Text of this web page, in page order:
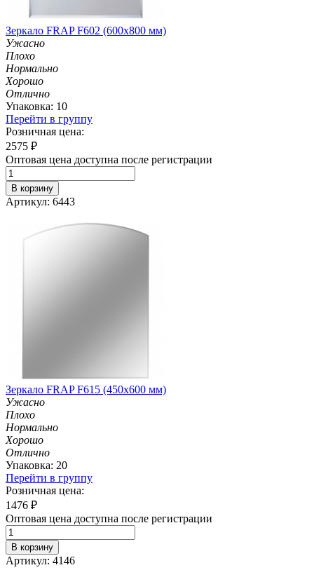
Зеркало FRAP F602 (600х800 мм)
Ужасно
Плохо
Нормально
Хорошо
Отлично
Упаковка: 10
Перейти в группу
Розничная цена:
2575 ₽
Оптовая цена доступна после регистрации
В корзину
Артикул: 6443
Зеркало FRAP F615 (450х600 мм)
Ужасно
Плохо
Нормально
Хорошо
Отлично
Упаковка: 20
Перейти в группу
Розничная цена:
1476 ₽
Оптовая цена доступна после регистрации
В корзину
Артикул: 4146